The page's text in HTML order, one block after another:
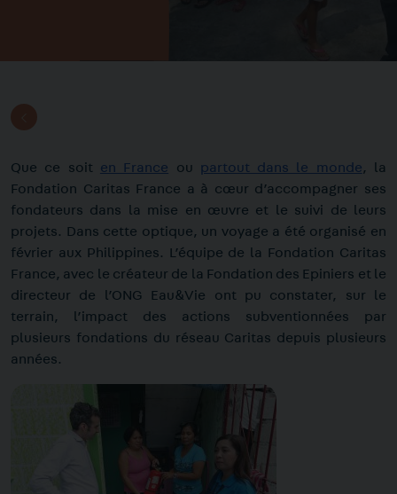
Que ce soit en France ou partout dans le monde, la
Fondation Caritas France a à cœur d’accompagner ses
fondateurs dans la mise en œuvre et le suivi de leurs
projets. Dans cette optique, un voyage a été organisé en
février aux Philippines. L’équipe de la Fondation Caritas
France, avec le créateur de la Fondation des Epiniers et le
directeur de l’ONG Eau&Vie ont pu constater, sur le
terrain, l’impact des actions subventionnées par
plusieurs fondations du réseau Caritas depuis plusieurs
années.